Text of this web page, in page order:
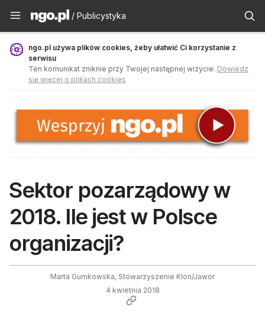
Publicystyka - ngo.pl
/ Publicystyka
ngo.pl używa plików cookies, żeby ułatwić Ci korzystanie z
serwisu
Ten komunikat zniknie przy Twojej następnej wizycie. Dowiedz
się więcej o plikach cookies
Sektor pozarządowy w
2018. Ile jest w Polsce
organizacji?
Marta Gumkowska, Stowarzyszenie Klon/Jawor
4 kwietnia 2018